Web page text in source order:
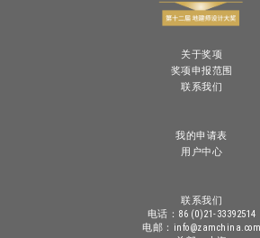
关于奖项
奖项申报范围
联系我们
我的申请表
用户中心
联系我们
电话：86 (0)21-33392514
电邮：info@zamchina.com